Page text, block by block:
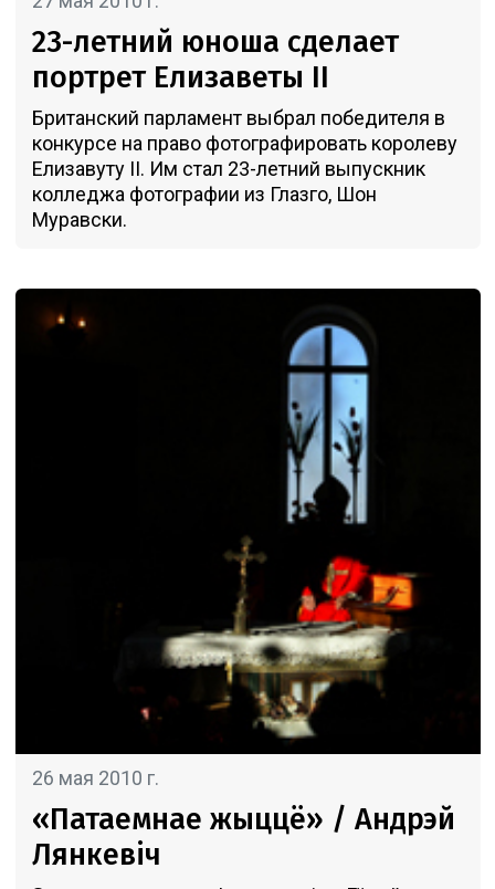
23-летний юноша сделает
портрет Елизаветы II
Британский парламент выбрал победителя в
конкурсе на право фотографировать королеву
Елизавуту II. Им стал 23-летний выпускник
колледжа фотографии из Глазго, Шон
Муравски.
26 мая 2010 г.
«Патаемнае жыццё» / Андрэй
Лянкевіч